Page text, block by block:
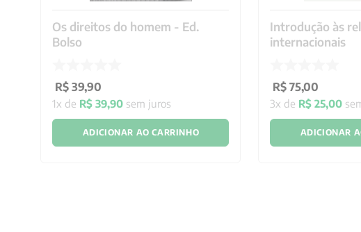
Os direitos do homem - Ed.
Bolso
R$ 39,90
1x de R$ 39,90 sem juros
ADICIONAR AO CARRINHO
Introdução às
internacionais
R$ 75,00
3x de R$ 25,00
ADICIONAR